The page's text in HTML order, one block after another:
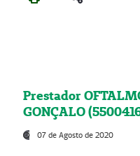
Prestador
GONÇALO
07 de Agosto de 2020